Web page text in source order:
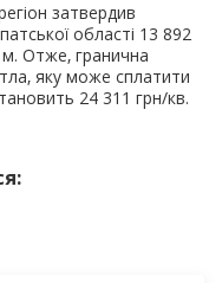
затвердив
області 13 892
Отже, гранична
яку може сплатити
24 311 грн/кв.